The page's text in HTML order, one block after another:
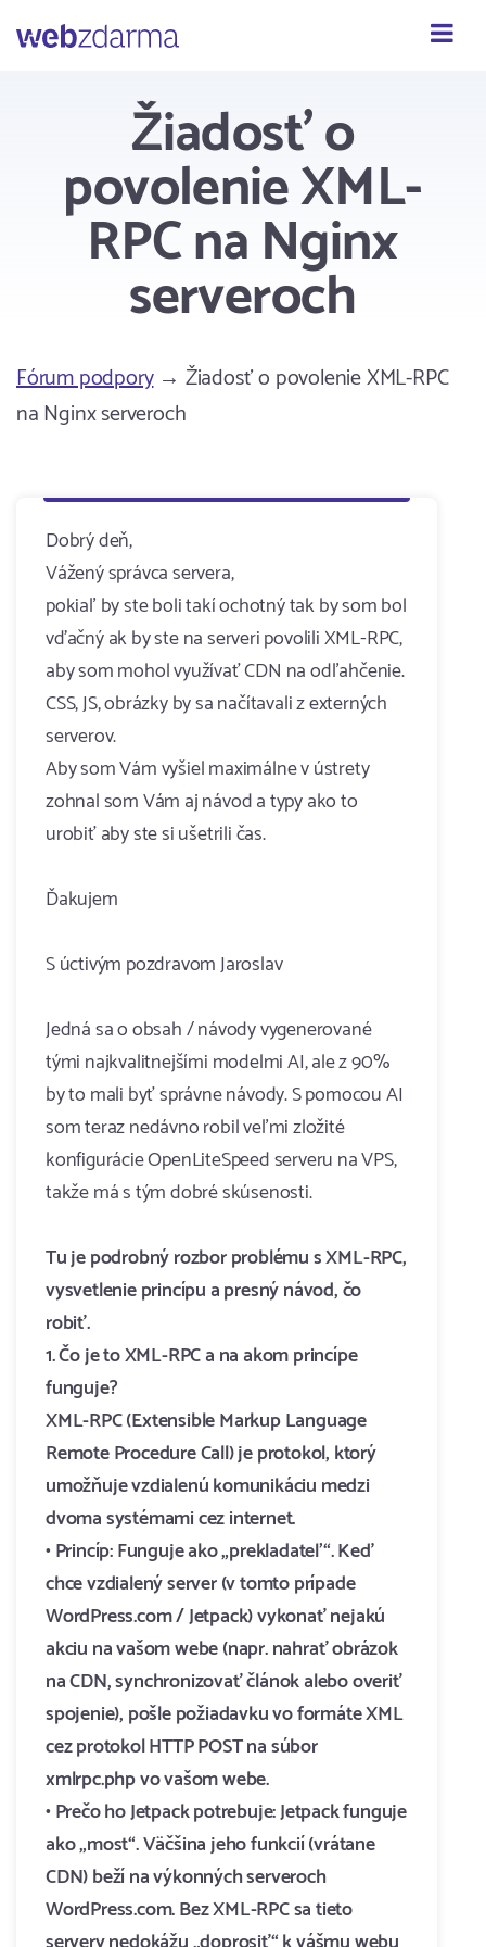
Webzdarma
Žiadosť o
povolenie XML-
RPC na Nginx
serveroch
Fórum podpory→ Žiadosť o povolenie XML-RPC
na Nginx serveroch
Dobrý deň,
Vážený správca servera,
pokiaľ by ste boli takí ochotný tak by som bol
vďačný ak by ste na serveri povolili XML-RPC,
aby som mohol využívať CDN na odľahčenie.
CSS, JS, obrázky by sa načítavali z externých
serverov.
Aby som Vám vyšiel maximálne v ústrety
zohnal som Vám aj návod a typy ako to
urobiť aby ste si ušetrili čas.
Ďakujem
S úctivým pozdravom Jaroslav
Jedná sa o obsah / návody vygenerované
tými najkvalitnejšími modelmi AI, ale z 90%
by to mali byť správne návody. S pomocou AI
som teraz nedávno robil veľmi zložité
konfigurácie OpenLiteSpeed serveru na VPS,
takže má s tým dobré skúsenosti.
Tu je podrobný rozbor problému s XML-RPC,
vysvetlenie princípu a presný návod, čo
robiť.
1. Čo je to XML-RPC a na akom princípe
funguje?
XML-RPC (Extensible Markup Language
Remote Procedure Call) je protokol, ktorý
umožňuje vzdialenú komunikáciu medzi
dvoma systémami cez internet.
• Princíp: Funguje ako „prekladateľ“. Keď
chce vzdialený server (v tomto prípade
WordPress.com / Jetpack) vykonať nejakú
akciu na vašom webe (napr. nahrať obrázok
na CDN, synchronizovať článok alebo overiť
spojenie), pošle požiadavku vo formáte XML
cez protokol HTTP POST na súbor
xmlrpc.php vo vašom webe.
• Prečo ho Jetpack potrebuje: Jetpack funguje
ako „most“. Väčšina jeho funkcií (vrátane
CDN) beží na výkonných serveroch
WordPress.com. Bez XML-RPC sa tieto